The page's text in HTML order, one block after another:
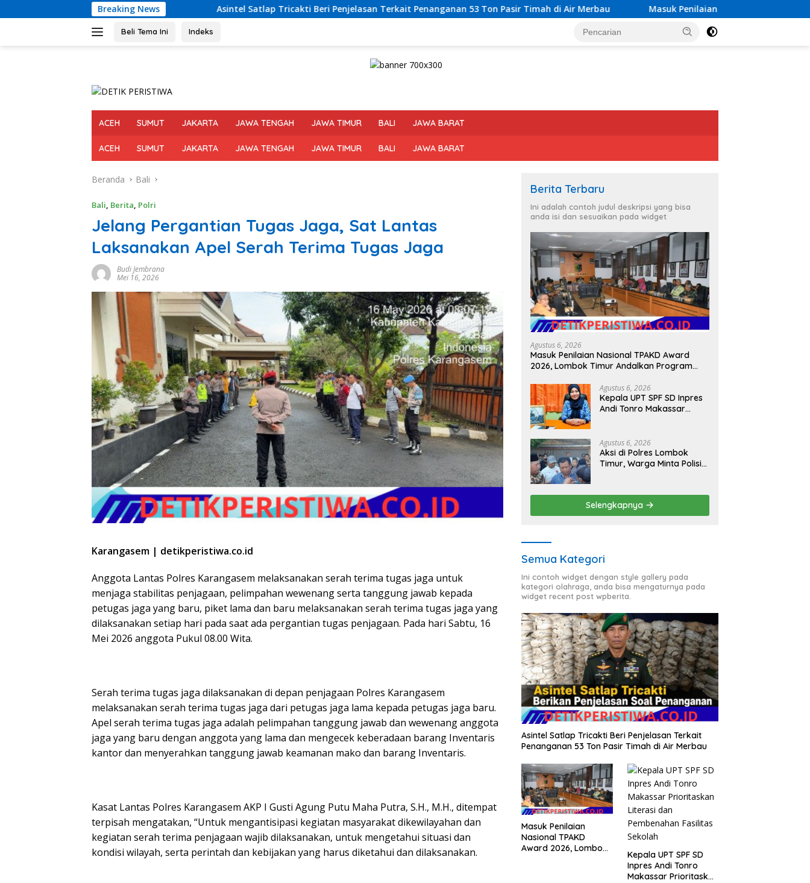
ke
Breaking News
Asintel Satlap Tricakti Beri Penjelasan Terkait Penanganan 53 Ton Pasir Timah di Air Merbau Masuk Penilaian Nasional TPAKD Award 2026, Lombok Timur
Beli Tema Ini Indeks
ACEH SUMUT JAKARTA JAWA TENGAH JAWA TIMUR BALI JAWA BARAT
ACEH SUMUT JAKARTA JAWA TENGAH JAWA TIMUR BALI JAWA BARAT
Beranda Bali
Bali Berita Polri
Jelang Pergantian Tugas Jaga, Sat Lantas
Laksanakan Apel Serah Terima Tugas Jaga
Budi Jembrana
Mei 16, 2026
Karangasem | detikperistiwa.co.id
Anggota Lantas Polres Karangasem melaksanakan serah terima tugas jaga untuk
menjaga stabilitas penjagaan, pelimpahan wewenang serta tanggung jawab kepada
petugas jaga yang baru, piket lama dan baru melaksanakan serah terima tugas jaga yang
dilaksanakan setiap hari pada saat ada pergantian tugas penjagaan. Pada hari Sabtu, 16
Mei 2026 anggota Pukul 08.00 Wita.
Serah terima tugas jaga dilaksanakan di depan penjagaan Polres Karangasem
melaksanakan serah terima tugas jaga dari petugas jaga lama kepada petugas jaga baru.
Apel serah terima tugas jaga adalah pelimpahan tanggung jawab dan wewenang anggota
jaga yang baru dengan anggota yang lama dan mengecek keberadaan barang Inventaris
kantor dan menyerahkan tanggung jawab keamanan mako dan barang Inventaris.
Kasat Lantas Polres Karangasem AKP I Gusti Agung Putu Maha Putra, S.H., M.H., ditempat
terpisah mengatakan, “Untuk mengantisipasi kegiatan masyarakat dikewilayahan dan
kegiatan serah terima penjagaan wajib dilaksanakan, untuk mengetahui situasi dan
kondisi wilayah, serta perintah dan kebijakan yang harus diketahui dan dilaksanakan.
Berita Terbaru
Ini adalah contoh judul deskripsi yang bisa
anda isi dan sesuaikan pada widget
Agustus 6, 2026
Masuk Penilaian Nasional TPAKD Award
2026, Lombok Timur Andalkan Program
Kesejahteraan WargaAgustus 6, 2026
Kepala UPT SPF SD Inpres
Andi Tonro Makassar
Sekolah
Agustus 6, 2026
Aksi di Polres Lombok
Timur, Warga Minta Polisi
terhadap Bupati
Selengkapnya
Semua Kategori
Ini contoh widget dengan style gallery pada
kategori olahraga, anda bisa mengaturnya pada
widget recent post wpberita.
Asintel Satlap Tricakti Beri Penjelasan Terkait
Penanganan 53 Ton Pasir Timah di Air Merbau
Masuk Penilaian
Nasional TPAKD
Award 2026, Lombok
Kepala UPT SPF SD
Inpres Andi Tonro
Makassar Prioritaskan